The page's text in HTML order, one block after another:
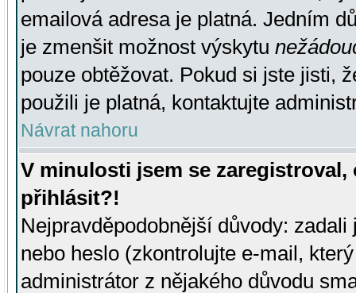
emailová adresa je platná. Jedním
je zmenšit možnost výskytu
pouze obtěžovat. Pokud si jste jisti,
použili je platná, kontaktujte
Návrat nahoru
V minulosti jsem se
přihlásit?!
Nejpravděpodobnější důvody:
nebo heslo (zkontrolujte e-mail,
administrátor z nějakého důvodu